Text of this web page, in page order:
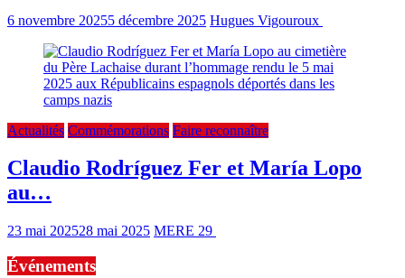
6 novembre 20255 décembre 2025 Hugues Vigouroux
Actualités Commémorations Faire reconnaître
Claudio Rodríguez Fer et María Lopo
au…
23 mai 202528 mai 2025 MERE 29
Événements